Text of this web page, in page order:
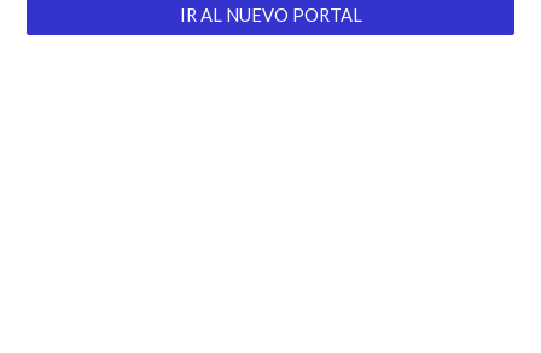
IR AL NUEVO PORTAL